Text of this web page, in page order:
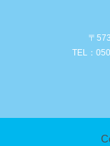
〒
TEL：